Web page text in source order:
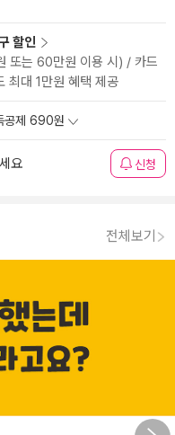
할인
또는 60만원 이용 시) / 카드
최대 1만원 혜택 제공
공제 690원
요 신청
전체보기